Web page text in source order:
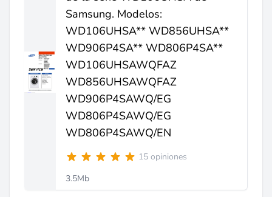
Samsung. Modelos:
WD106UHSA** WD856UHSA**
WD906P4SA** WD806P4SA**
WD106UHSAWQFAZ
WD856UHSAWQFAZ
WD906P4SAWQ/EG
WD806P4SAWQ/EG
WD806P4SAWQ/EN
15 opiniones
3.5Mb